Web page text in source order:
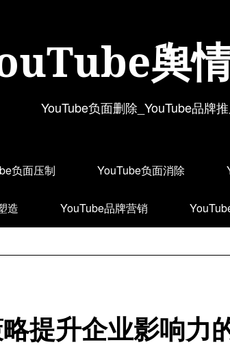
舆
YouTube负面删除_YouTube品牌
负面压制 YouTube负面消除
造 YouTube品牌营销
提升企业影响力